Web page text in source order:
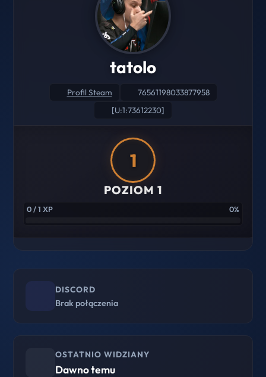
tatolo
Profil Steam
76561198033877958
[U:1:73612230]
1
POZIOM 1
0 / 1 XP 0%
DISCORD
Brak połączenia
OSTATNIO WIDZIANY
Dawno temu